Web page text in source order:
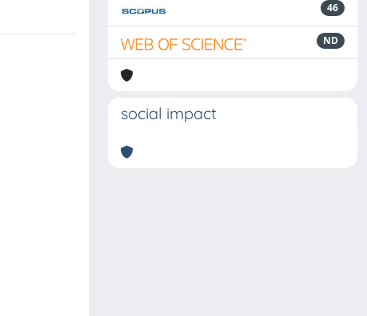
46
ND
social impact